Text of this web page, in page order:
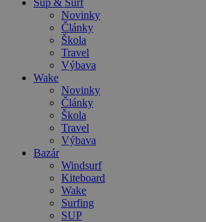
Novinky
Články
Škola
Travel
Výbava
Wake
Novinky
Články
Škola
Travel
Výbava
Bazár
Windsurf
Kiteboard
Wake
Surfing
SUP